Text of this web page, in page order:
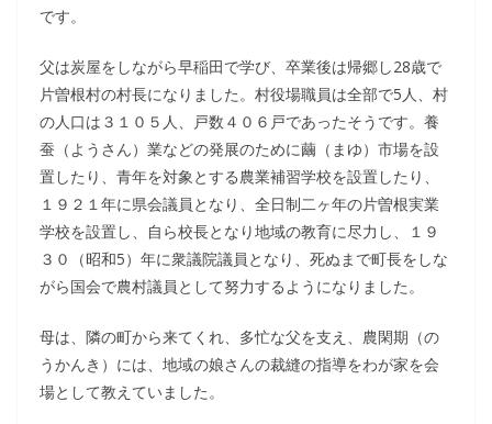
です。
父は炭屋をしながら早稲田で学び、卒業後は帰郷し28歳で
片曽根村の村長になりました。村役場職員は全部で5人、村
の人口は３１０５人、戸数４０６戸であったそうです。養
蚕（ようさん）業などの発展のために繭（まゆ）市場を設
置したり、青年を対象とする農業補習学校を設置したり、
１９２１年に県会議員となり、全日制二ヶ年の片曽根実業
学校を設置し、自ら校長となり地域の教育に尽力し、１９
３０（昭和5）年に衆議院議員となり、死ぬまで町長をしな
がら国会で農村議員として努力するようになりました。
母は、隣の町から来てくれ、多忙な父を支え、農閑期（の
うかんき）には、地域の娘さんの裁縫の指導をわが家を会
場として教えていました。